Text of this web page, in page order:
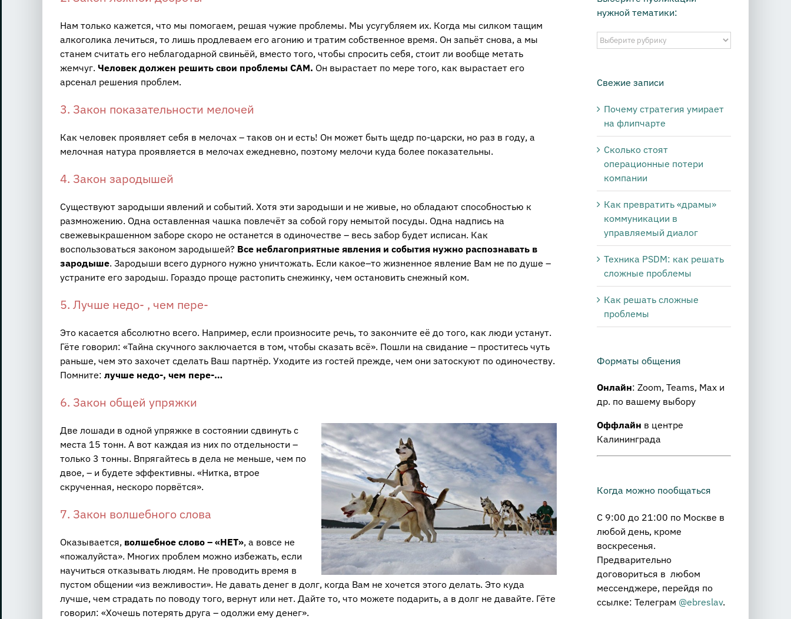
Нам только кажется, что мы помогаем, решая чужие проблемы. Мы усугубляем их. Когда мы силком тащим
алкоголика лечиться, то лишь продлеваем его агонию и тратим собственное время. Он запьёт снова, а мы
станем считать его неблагодарной свиньёй, вместо того, чтобы спросить себя, стоит ли вообще метать
жемчуг. Человек должен решить свои проблемы САМ. Он вырастает по мере того, как вырастает его
арсенал решения проблем.
3. Закон показательности мелочей
Как человек проявляет себя в мелочах – таков он и есть! Он может быть щедр по-царски, но раз в году, а
мелочная натура проявляется в мелочах ежедневно, поэтому мелочи куда более показательны.
4. Закон зародышей
Существуют зародыши явлений и событий. Хотя эти зародыши и не живые, но обладают способностью к
размножению. Одна оставленная чашка повлечёт за собой гору немытой посуды. Одна надпись на
свежевыкрашенном заборе скоро не останется в одиночестве – весь забор будет исписан. Как
воспользоваться законом зародышей? Все неблагоприятные явления и события нужно распознавать в
зародыше. Зародыши всего дурного нужно уничтожать. Если какое–то жизненное явление Вам не по душе –
устраните его зародыш. Гораздо проще растопить снежинку, чем остановить снежный ком.
5. Лучше недо- , чем пере-
Это касается абсолютно всего. Например, если произносите речь, то закончите её до того, как люди устанут.
Гёте говорил: «Тайна скучного заключается в том, чтобы сказать всё». Пошли на свидание – проститесь чуть
раньше, чем это захочет сделать Ваш партнёр. Уходите из гостей прежде, чем они затоскуют по одиночеству.
Помните: лучше недо-, чем пере-…
6. Закон общей упряжки
Две лошади в одной упряжке в состоянии сдвинуть с
места 15 тонн. А вот каждая из них по отдельности –
только 3 тонны. Впрягайтесь в дела не меньше, чем по
двое, – и будете эффективны. «Нитка, втрое
скрученная, нескоро порвётся».
7. Закон волшебного слова
Оказывается, волшебное слово – «НЕТ», а вовсе не
«пожалуйста». Многих проблем можно избежать, если
научиться отказывать людям. Не проводить время в
пустом общении «из вежливости». Не давать денег в долг, когда Вам не хочется этого делать. Это куда
лучше, чем страдать по поводу того, вернут или нет. Дайте то, что можете подарить, а в долг не давайте. Гёте
говорил: «Хочешь потерять друга – одолжи ему денег».
нужной тематики:
Выберите
публикации
тематики:
Свежие записи
Почему стратегия умирает
на флипчарте
Сколько стоят
операционные потери
компании
Как превратить «драмы»
коммуникации в
управляемый диалог
Техника PSDM: как решать
сложные проблемы
Как решать сложные
проблемы
Форматы общения
Онлайн: Zoom, Teams, Max и
др. по вашему выбору
Оффлайн в центре
Калининграда
Когда можно пообщаться
С 9:00 до 21:00 по Москве в
любой день, кроме
воскресенья.
Предварительно
договориться в любом
мессенджере, перейдя по
ссылке: Телеграм @ebreslav.